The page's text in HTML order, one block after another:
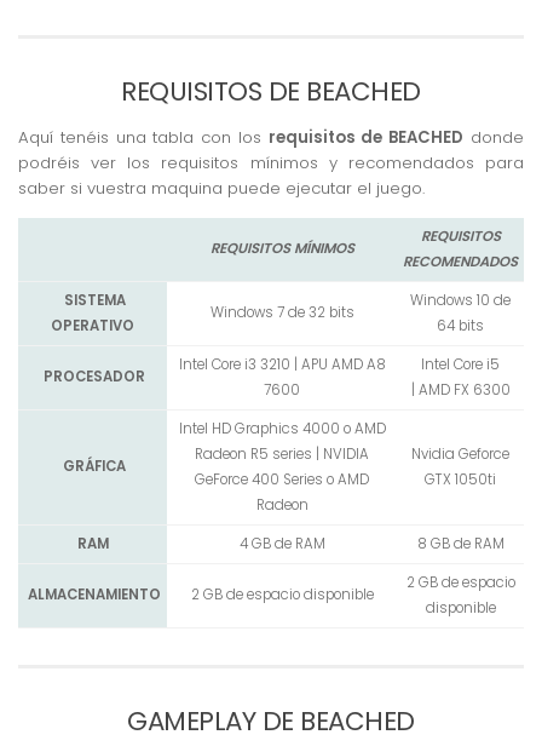
REQUISITOS DE BEACHED
Aquí tenéis una tabla con los requisitos de BEACHED donde
podréis ver los requisitos mínimos y recomendados para
saber si vuestra maquina puede ejecutar el juego.
REQUISITOS MÍNIMOS
REQUISITOS
RECOMENDADOS
SISTEMA
OPERATIVO
Windows 7 de 32 bits
Windows 10 de
64 bits
PROCESADOR
Intel Core i3 3210 | APU AMD A8
7600
Intel Core i5
| AMD FX 6300
GRÁFICA
Intel HD Graphics 4000 o AMD
Radeon R5 series | NVIDIA
GeForce 400 Series o AMD
Radeon
Nvidia Geforce
GTX 1050ti
RAM 4 GB de RAM 8 GB de RAM
ALMACENAMIENTO 2 GB de espacio disponible
2 GB de espacio
disponible
GAMEPLAY DE BEACHED